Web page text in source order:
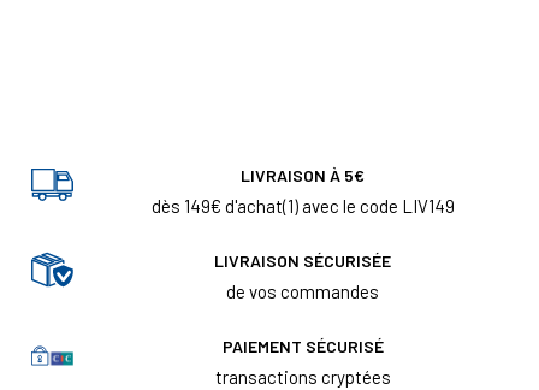
LIVRAISON À 5€
dès 149€ d'achat(1) avec le code LIV149
LIVRAISON SÉCURISÉE
de vos commandes
PAIEMENT SÉCURISÉ
transactions cryptées